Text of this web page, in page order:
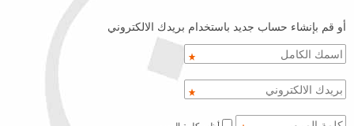
أو قم بإنشاء حساب جديد باستخدام بريدك الالكتروني